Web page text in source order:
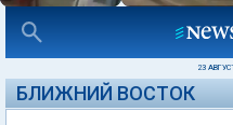
23
БЛИЖНИЙ ВОСТОК